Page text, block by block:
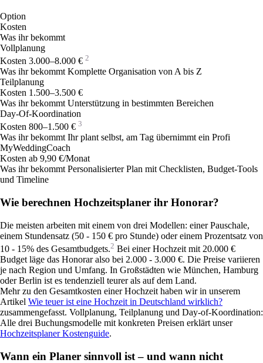
Option
Kosten
Was ihr bekommt
Vollplanung
Kosten 3.000–8.000 € 2
Was ihr bekommt Komplette Organisation von A bis Z
Teilplanung
Kosten 1.500–3.500 €
Was ihr bekommt Unterstützung in bestimmten Bereichen
Day-Of-Koordination
Kosten 800–1.500 € 3
Was ihr bekommt Ihr plant selbst, am Tag übernimmt ein Profi
MyWeddingCoach
Kosten ab 9,90 €/Monat
Was ihr bekommt Personalisierter Plan mit Checklisten, Budget-Tools
und Timeline
Wie berechnen Hochzeitsplaner ihr Honorar?
Die meisten arbeiten mit einem von drei Modellen: einer Pauschale,
einem Stundensatz (50 - 150 € pro Stunde) oder einem Prozentsatz von
10 - 15% des Gesamtbudgets.2 Bei einer Hochzeit mit 20.000 €
Budget läge das Honorar also bei 2.000 - 3.000 €. Die Preise variieren
je nach Region und Umfang. In Großstädten wie München, Hamburg
oder Berlin ist es tendenziell teurer als auf dem Land.
Mehr zu den Gesamtkosten einer Hochzeit haben wir in unserem
Artikel Wie teuer ist eine Hochzeit in Deutschland wirklich?
zusammengefasst. Vollplanung, Teilplanung und Day-of-Koordination:
Alle drei Buchungsmodelle mit konkreten Preisen erklärt unser
Hochzeitsplaner Kostenguide.
Wann ein Planer sinnvoll ist – und wann nicht